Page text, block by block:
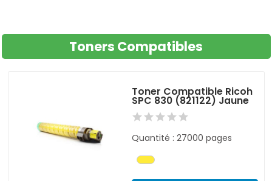
Toners Compatibles
Toner Compatible Ricoh
SPC 830 (821122) Jaune
Quantité : 27000 pages